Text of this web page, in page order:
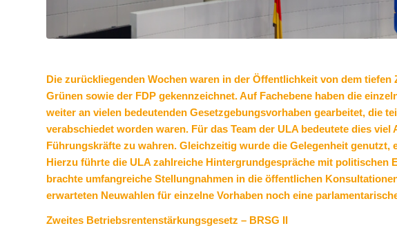
Die zurückliegenden Wochen waren in der Öffentlichkeit von dem
Grünen sowie der FDP gekennzeichnet. Auf Fachebene haben die
weiter an vielen bedeutenden Gesetzgebungsvorhaben gearbeitet, die
verabschiedet worden waren. Für das Team der ULA bedeutete dies
Führungskräfte zu wahren. Gleichzeitig wurde die Gelegenheit genutzt,
Hierzu führte die ULA zahlreiche Hintergrundgespräche mit politischen
brachte umfangreiche Stellungnahmen in die öffentlichen
erwarteten Neuwahlen für einzelne Vorhaben noch eine
Zweites Betriebsrentenstärkungsgesetz – BRSG II